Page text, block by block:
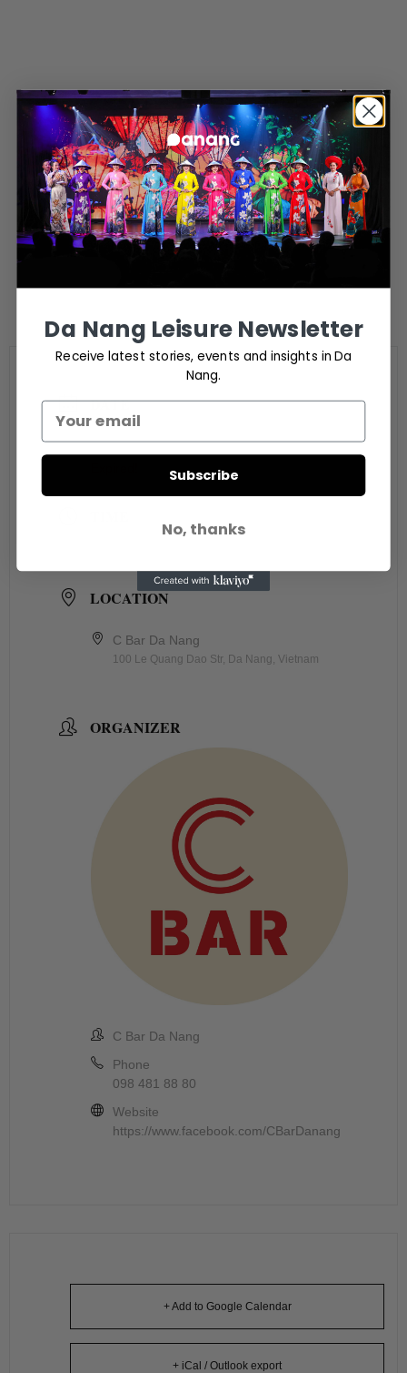
DATE
LOCATION
C Bar Da Nang
100 Le Quang Dao Str, Da Nang, Vietnam
ORGANIZER
C Bar Da Nang
Phone
098 481 88 80
Website
https://www.facebook.com/CBarDanang
+ Add to Google Calendar
+ iCal / Outlook export
Da Nang Leisure Newsletter
Receive latest stories, events and insights in Da
Nang.
Subscribe
No, thanks